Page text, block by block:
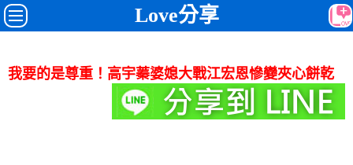
Love分享
我要的是尊重！高宇蓁婆媳大戰江宏恩慘變夾心餅乾